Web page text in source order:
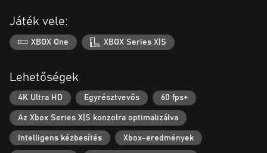
Játék vele:
XBOX One XBOX Series X|S
Lehetőségek
4K Ultra HD Egyrésztvevős 60 fps+
Az Xbox Series X|S konzolra optimalizálva
Intelligens kézbesítés Xbox-eredmények